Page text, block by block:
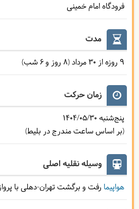
فرودگاه امام خمینی
مدت
9 روزه از 30 مرداد (8 روز و 6 شب)
زمان حرکت
پنج‌شنبه 1404/05/30
(بر اساس ساعت مندرج در بلیط)
وسیله نقلیه اصلی
هواپیما رفت و برگشت تهران-دهلی با